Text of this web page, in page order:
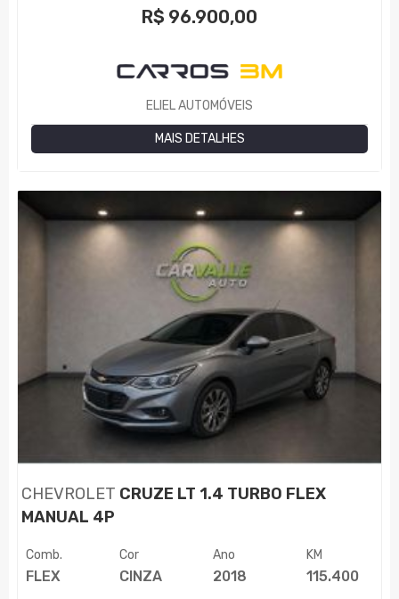
R$ 96.900,00
ELIEL AUTOMÓVEIS
MAIS DETALHES
CHEVROLET CRUZE LT 1.4 TURBO FLEX
MANUAL 4P
Comb.
FLEX
Cor
CINZA
Ano
2018
KM
115.400